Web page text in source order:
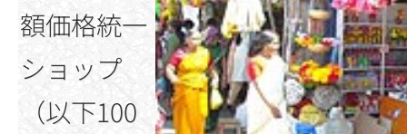
額価格統一
ショップ
（以下100